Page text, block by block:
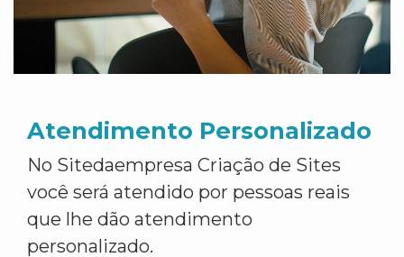
Atendimento Personalizado
No Sitedaempresa Criação de Sites
você será atendido por pessoas reais
que lhe dão atendimento
personalizado.